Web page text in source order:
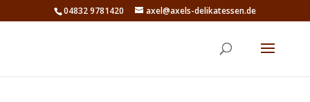
04832 9781420 axel@axels-delikatessen.de